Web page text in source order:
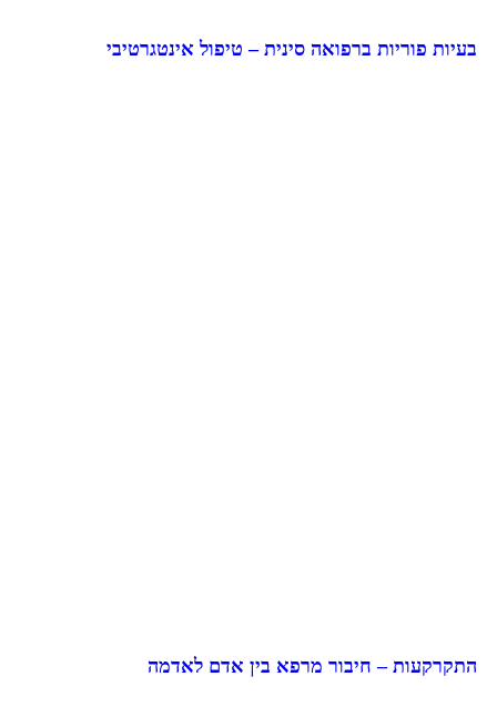
בעיות פוריות ברפואה סינית – טיפול אינטגרטיבי
התקרקעות – חיבור מרפא בין אדם לאדמה